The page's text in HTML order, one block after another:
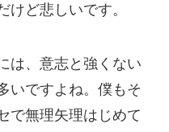
けど悲しいです。
は、意志と強くない
いですよね。僕もそ
で無理矢理はじめて